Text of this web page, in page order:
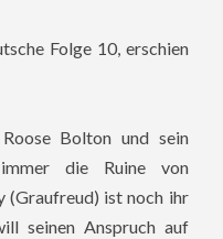
Folge 10, erschien
Bolton und sein
die Ruine von
(Graufreud) ist noch ihr
seinen Anspruch auf